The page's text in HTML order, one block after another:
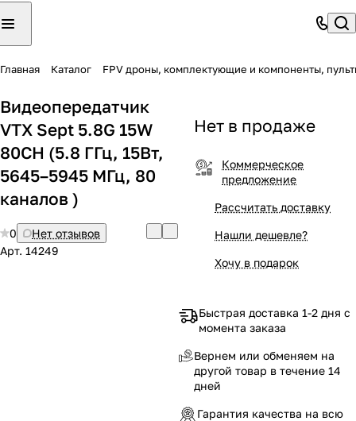
Главная Каталог FPV дроны, комплектующие и компоненты,
Видеопередатчик
VTX Sept 5.8G 15W
80CH (5.8 ГГц, 15Вт,
5645–5945 МГц, 80
каналов )
0
Нет отзывов
Арт. 14249
Нет в продаже
Коммерческое
предложение
Рассчитать доставку
Нашли дешевле?
Хочу в подарок
Быстрая доставка 1-2 дня с
момента заказа
Вернем или обменяем на
другой товар в течение 14
дней
Гарантия качества на всю